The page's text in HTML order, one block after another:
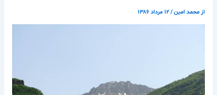
از محمد امین/۱۲ مرداد ۱۳۸۶